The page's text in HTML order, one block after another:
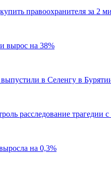
правоохранителя за 2
вырос на 38%
в Селенгу в
расследование трагедии
на 0,3%